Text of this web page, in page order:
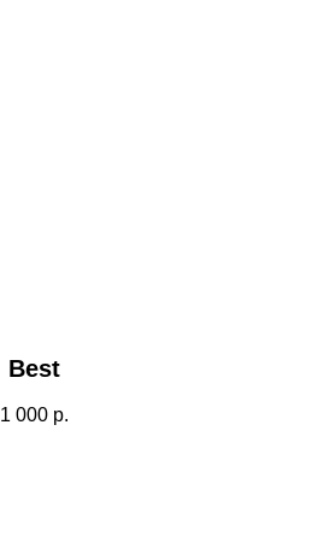
Best
1 000 р.